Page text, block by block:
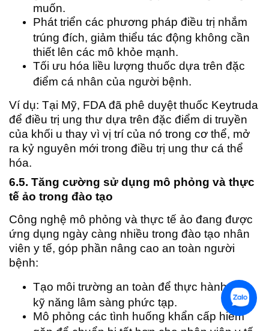
muốn.
Phát triển các phương pháp điều trị nhắm
trúng đích, giảm thiểu tác động không cần
thiết lên các mô khỏe mạnh.
Tối ưu hóa liều lượng thuốc dựa trên đặc
điểm cá nhân của người bệnh.
Ví dụ: Tại Mỹ, FDA đã phê duyệt thuốc Keytruda
để điều trị ung thư dựa trên đặc điểm di truyền
của khối u thay vì vị trí của nó trong cơ thể, mở
ra kỷ nguyên mới trong điều trị ung thư cá thể
hóa.
6.5. Tăng cường sử dụng mô phỏng và thực
tế ảo trong đào tạo
Công nghệ mô phỏng và thực tế ảo đang được
ứng dụng ngày càng nhiều trong đào tạo nhân
viên y tế, góp phần nâng cao an toàn người
bệnh:
Tạo môi trường an toàn để thực hành các
kỹ năng lâm sàng phức tạp.
Mô phỏng các tình huống khẩn cấp hiếm